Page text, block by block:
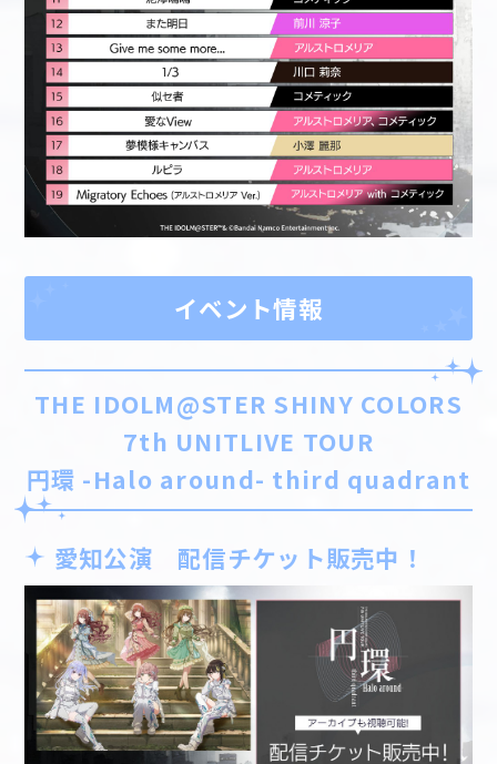
イベント情報
THE IDOLM@STER SHINY COLORS
7th UNITLIVE TOUR
円環 -Halo around- third quadrant
愛知公演 配信チケット販売中！